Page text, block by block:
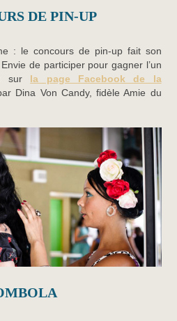
DE PIN-UP
: le concours de pin-up fait son
de participer pour gagner l’un
sur la page Facebook de la
Dina Von Candy, fidèle Amie du